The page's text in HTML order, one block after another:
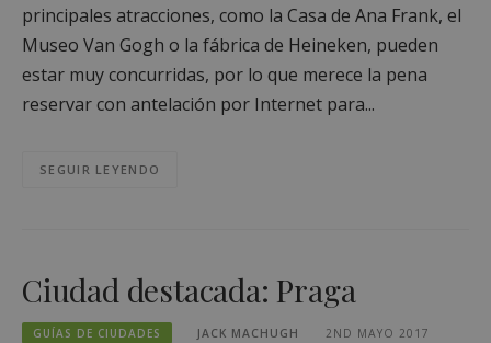
principales atracciones, como la Casa de Ana Frank, el
Museo Van Gogh o la fábrica de Heineken, pueden
estar muy concurridas, por lo que merece la pena
reservar con antelación por Internet para...
SEGUIR LEYENDO
Ciudad destacada: Praga
GUÍAS DE CIUDADES JACK MACHUGH 2ND MAYO 2017